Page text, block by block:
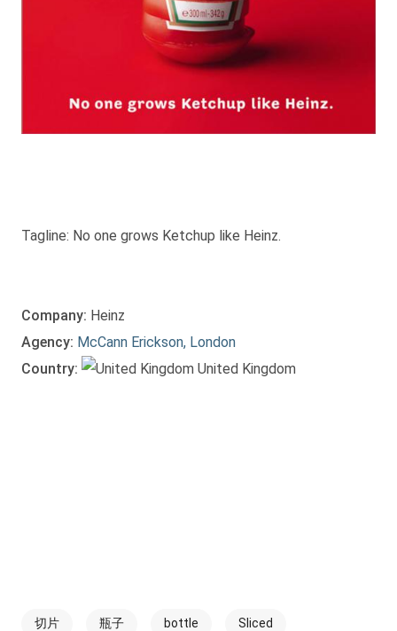
Tagline: No one grows Ketchup like Heinz.
Company: Heinz
Agency: McCann Erickson, London
Country:
United Kingdom
切片 瓶子 bottle Sliced